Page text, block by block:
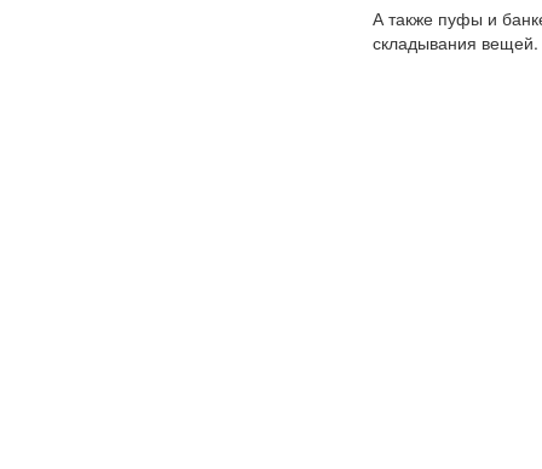
А также пуфы и
складывания вещей.